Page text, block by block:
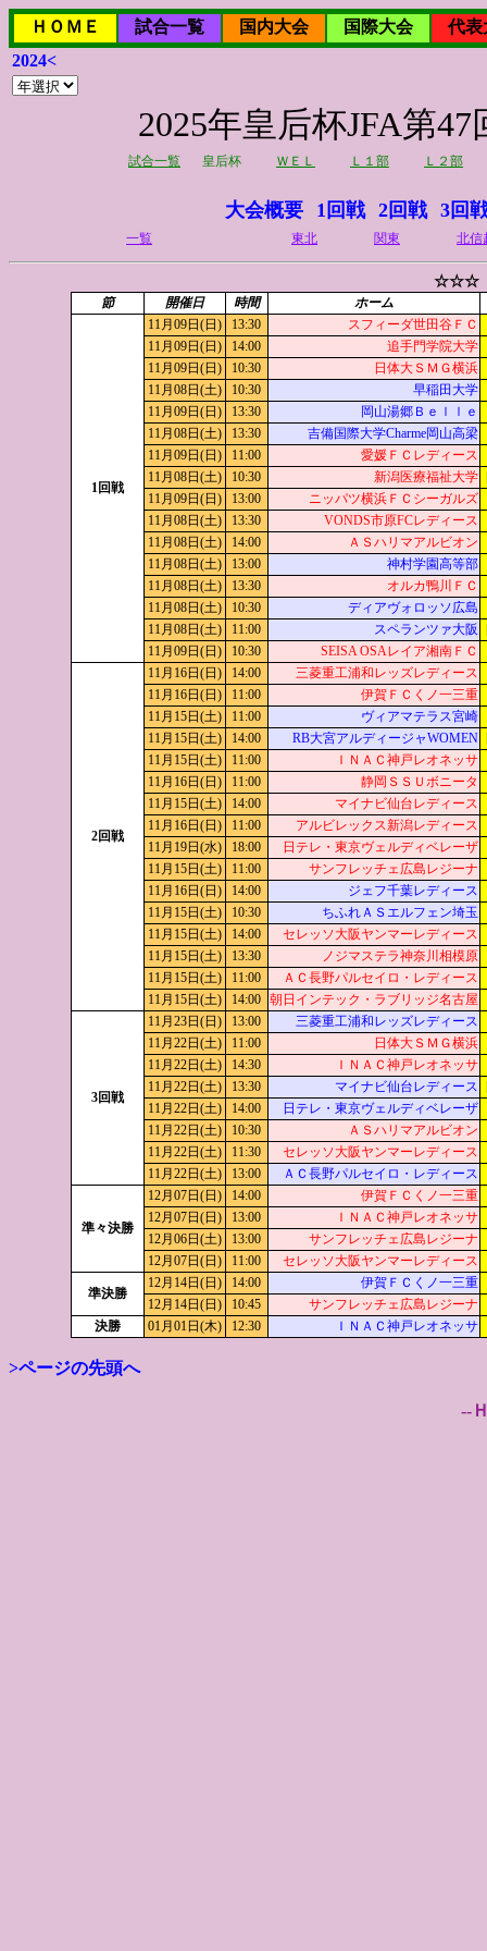
ＨＯＭＥ 試合一覧 国内大会 国際大会
代表
2024<
2025年皇后杯JFA第
試合一覧 皇后杯 ＷＥＬ Ｌ１部 Ｌ２部
大会概要 1回戦 2回戦 3回
一覧 東北 関東 北信
☆☆☆
節 開催日 時間 ホーム
1回戦
11月09日(日) 13:30
スフィーダ世田谷ＦＣ
11月09日(日)
14:00
追手門学院大学
11月09日(日)
10:30
日体大ＳＭＧ横浜
11月08日(土)
10:30
早稲田大学
11月09日(日)
13:30
岡山湯郷Ｂｅｌｌｅ
11月08日(土)
13:30
吉備国際大学Charme岡山高梁
11月09日(日)
11:00
愛媛ＦＣレディース
11月08日(土)
10:30 新潟医療福祉大学
11月09日(日)
13:00
ニッパツ横浜ＦＣシーガルズ
11月08日(土)
13:30
VONDS市原FCレディース
11月08日(土)
14:00
ＡＳハリマアルビオン
11月08日(土)
13:00
神村学園高等部
11月08日(土)
13:30
オルカ鴨川ＦＣ
11月08日(土)
10:30
ディアヴォロッソ広島
11月08日(土)
11:00 スペランツァ大阪
11月09日(日)
10:30 SEISA OSAレイア湘南ＦＣ
2回戦
11月16日(日) 14:00
三菱重工浦和レッズレディース
11月16日(日)
11:00
伊賀ＦＣくノ一三重
11月15日(土)
11:00
ヴィアマテラス宮崎
11月15日(土)
14:00 RB大宮アルディージャWOMEN
11月15日(土)
11:00
ＩＮＡＣ神戸レオネッサ
11月16日(日)
11:00
静岡ＳＳＵボニータ
11月15日(土)
14:00
マイナビ仙台レディース
11月16日(日)
11:00
アルビレックス新潟レディース
11月19日(水)
18:00
日テレ・東京ヴェルディベレーザ
11月15日(土)
11:00
サンフレッチェ広島レジーナ
11月16日(日)
14:00
ジェフ千葉レディース
11月15日(土)
10:30
ちふれＡＳエルフェン埼玉
11月15日(土)
14:00
セレッソ大阪ヤンマーレディース
11月15日(土)
13:30
ノジマステラ神奈川相模原
11月15日(土)
11:00
ＡＣ長野パルセイロ・レディース
11月15日(土)
14:00 朝日インテック・ラブリッジ名古屋
3回戦
11月23日(日) 13:00
三菱重工浦和レッズレディース
11月22日(土)
11:00
日体大ＳＭＧ横浜
11月22日(土)
14:30
ＩＮＡＣ神戸レオネッサ
11月22日(土)
13:30 マイナビ仙台レディース
11月22日(土)
14:00
日テレ・東京ヴェルディベレーザ
11月22日(土)
10:30
ＡＳハリマアルビオン
11月22日(土)
11:30
セレッソ大阪ヤンマーレディース
11月22日(土)
13:00 ＡＣ長野パルセイロ・レディース
準々決勝
12月07日(日) 14:00
伊賀ＦＣくノ一三重
12月07日(日)
13:00
ＩＮＡＣ神戸レオネッサ
12月06日(土)
13:00
サンフレッチェ広島レジーナ
12月07日(日)
11:00 セレッソ大阪ヤンマーレディース
準決勝
12月14日(日) 14:00
伊賀ＦＣくノ一三重
12月14日(日)
10:45
サンフレッチェ広島レジーナ
決勝
01月01日(木) 12:30 ＩＮＡＣ神戸レオネッサ
>ページの先頭へ
--